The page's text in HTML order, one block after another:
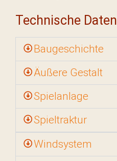
Technische Daten
Baugeschichte
Äußere Gestalt
Spielanlage
Spieltraktur
Windsystem